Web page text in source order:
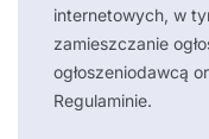
internetowych, w
zamieszczanie
ogłoszeniodawcą
Regulaminie.